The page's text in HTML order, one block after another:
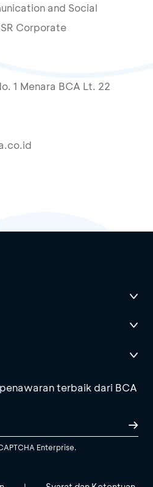
and Social
Corporate
1 Menara BCA Lt. 22
terbaik dari BCA
Enterprise.